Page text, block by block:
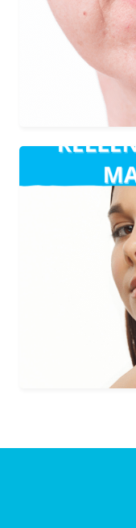
y elimina
contorno
una
faciales,